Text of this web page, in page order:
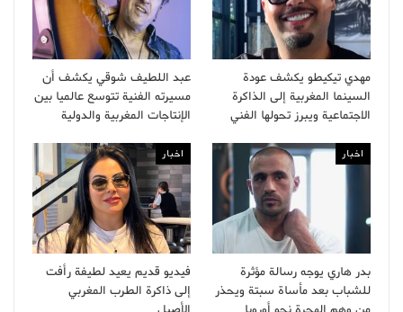
مهدي تيكيطو يكشف عودة
السينما المغربية إلى الذاكرة
الاجتماعية ويبرز تحولها الفني
عبد اللطيف شوقي يكشف أن
مسيرته الفنية تتوسع عالميا بين
الإنتاجات المغربية والدولية
اخبار
بدر هاري يوجه رسالة مؤثرة
للشباب بعد مأساة سبتة ويحذر
اخبار
فيديو قديم يعيد لطيفة رأفت
إلى ذاكرة الطرب المغربي